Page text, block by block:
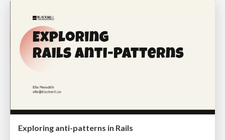
Exploring anti-patterns in Rails